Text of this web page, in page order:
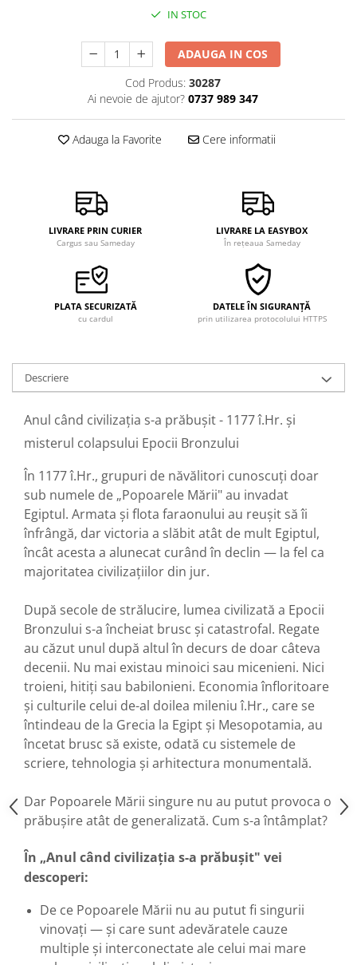
IN STOC
ADAUGA IN COS
Cod Produs: 30287
Ai nevoie de ajutor? 0737 989 347
Adauga la Favorite Cere informatii
LIVRARE PRIN CURIER
Cargus sau Sameday
LIVRARE LA EASYBOX
În rețeaua Sameday
PLATA SECURIZATĂ
cu cardul
DATELE ÎN SIGURANȚĂ
prin utilizarea protocolului HTTPS
Descriere
Anul când civilizația s-a prăbușit - 1177 î.Hr. și
misterul colapsului Epocii Bronzului
În 1177 î.Hr., grupuri de năvălitori cunoscuți doar
sub numele de „Popoarele Mării" au invadat
Egiptul. Armata și flota faraonului au reușit să îi
înfrângă, dar victoria a slăbit atât de mult Egiptul,
încât acesta a alunecat curând în declin — la fel ca
majoritatea civilizațiilor din jur.
După secole de strălucire, lumea civilizată a Epocii
Bronzului s-a încheiat brusc și catastrofal. Regate
au căzut unul după altul în decurs de doar câteva
decenii. Nu mai existau minoici sau micenieni. Nici
troieni, hitiți sau babilonieni. Economia înfloritoare
și culturile celui de-al doilea mileniu î.Hr., care se
întindeau de la Grecia la Egipt și Mesopotamia, au
încetat brusc să existe, odată cu sistemele de
scriere, tehnologia și arhitectura monumentală.
Dar Popoarele Mării singure nu au putut provoca o
prăbușire atât de generalizată. Cum s-a întâmplat?
În „Anul când civilizația s-a prăbușit" vei
descoperi:
De ce Popoarele Mării nu au putut fi singurii
vinovați — și care sunt adevăratele cauze
multiple și interconectate ale celui mai mare